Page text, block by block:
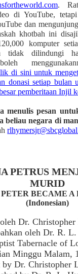
.
di YouTube,
dan
khotbah ini
komputer
tidak dilindungi
di sini untuk
donasi setiap bulan
pemberitaan Injil
menulis pesan
beliau negara di
PETRUS
MURID
BECAME A
(Indonesian)
Dr. Christopher
oleh Dr. R.
Tabernacle of
Minggu Malam,
by Dr. Christopher